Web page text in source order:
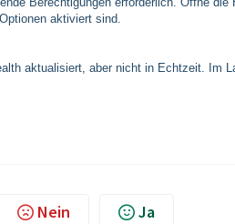
aktiviert sind.
aktualisiert, aber nicht in Echtzeit. Im
Nein Ja